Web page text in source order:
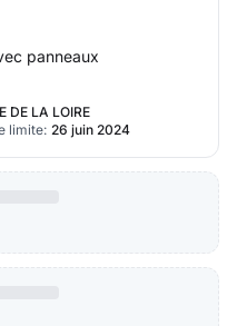
panneaux
DE LA LOIRE
limite: 26 juin 2024